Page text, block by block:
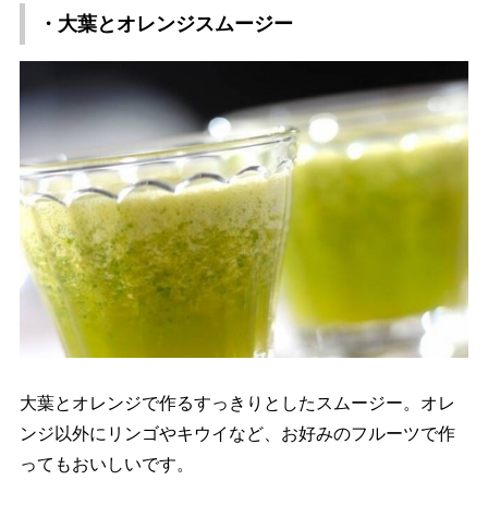
・大葉とオレンジスムージー
大葉とオレンジで作るすっきりとしたスムージー。オレ
ンジ以外にリンゴやキウイなど、お好みのフルーツで作
ってもおいしいです。